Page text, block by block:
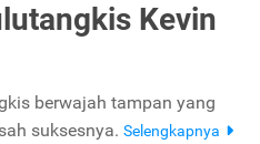
Kevin
berwajah tampan yang
suksesnya. Selengkapnya